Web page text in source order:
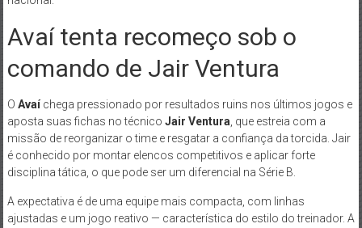
Avaí tenta recomeço sob o
comando de Jair Ventura
O Avaíchega pressionado por resultados ruins nos últimos jogos e
aposta suas fichas no técnico Jair Ventura , que estreia com a
missão de reorganizar o time e resgatar a confiança da torcida. Jair
é conhecido por montar elencos competitivos e aplicar forte
disciplina tática, o que pode ser um diferencial na Série B.
A expectativa é de uma equipe mais compacta, com linhas
ajustadas e um jogo reativo — característica do estilo do treinador. A